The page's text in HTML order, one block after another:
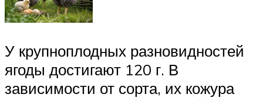
У крупноплодных разновидностей
ягоды достигают 120 г. В
зависимости от сорта, их кожура